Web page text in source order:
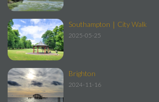
Southampton｜City Walk
2025-05-25
Brighton
2024-11-16